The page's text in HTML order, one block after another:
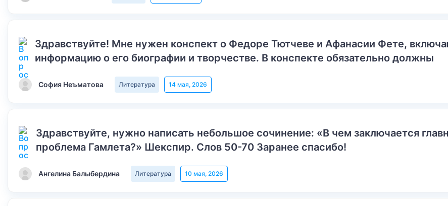
Здравствуйте! Мне нужен конспект о Федоре Тютчеве и Афанасии Фете,
информацию о его биографии и творчестве. В конспекте обязательно должны
София Неъматова Литература 14 мая, 2026
Здравствуйте, нужно написать небольшое сочинение: «В чем заключается
проблема Гамлета?» Шекспир. Слов 50-70 Заранее спасибо!
Ангелина Балыбердина Литература 10 мая, 2026